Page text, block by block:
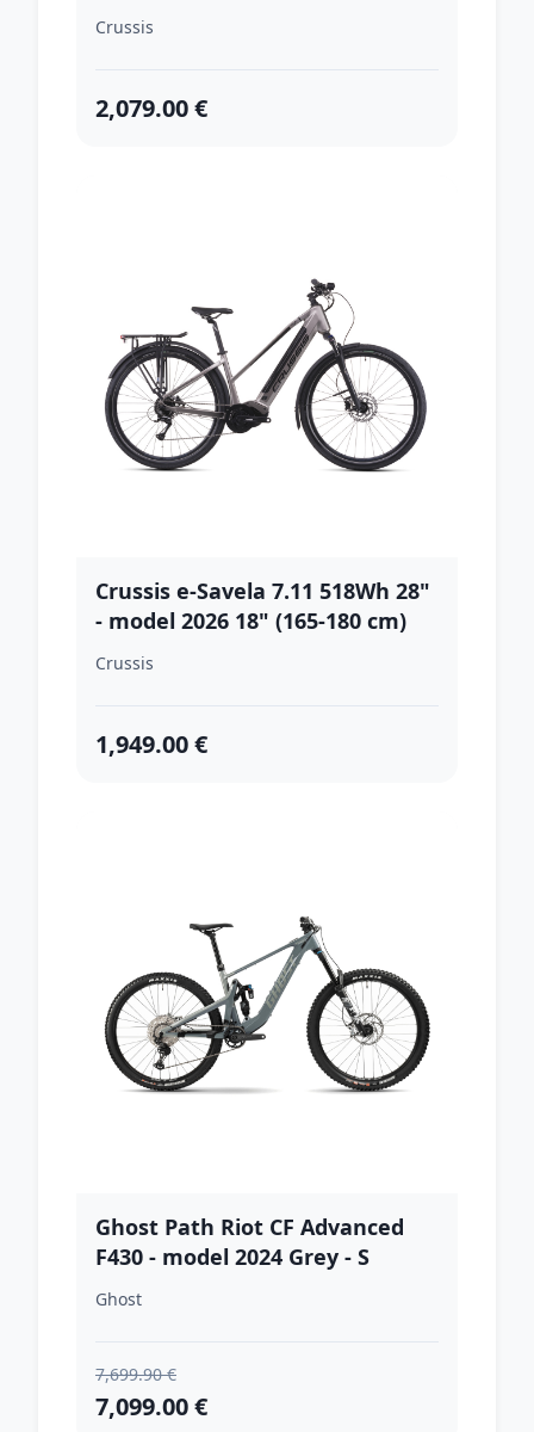
Crussis
2,079.00 €
Crussis e-Savela 7.11 518Wh 28"
- model 2026 18" (165-180 cm)
Crussis
1,949.00 €
Ghost Path Riot CF Advanced
F430 - model 2024 Grey - S
(16,5", 162-174 cm)
Ghost
7,699.90 €
7,099.00 €